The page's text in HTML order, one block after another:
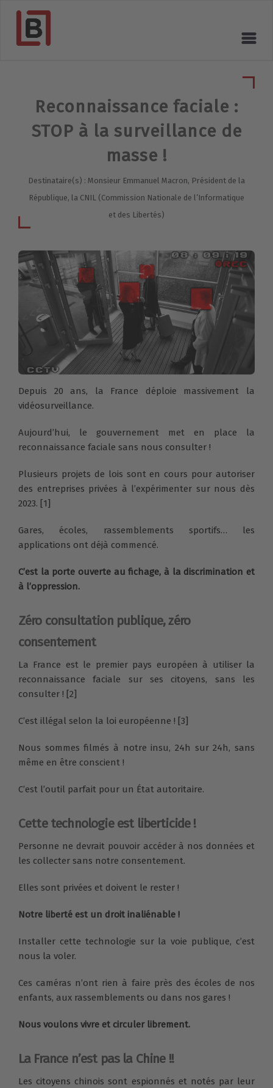
Reconnaissance faciale :
STOP à la surveillance de
masse !
Destinataire(s) : Monsieur Emmanuel Macron, Président de la
République, la CNIL (Commission Nationale de l’Informatique
et des Libertés)
Depuis 20 ans, la France déploie massivement la
vidéosurveillance.
Aujourd’hui, le gouvernement met en place la
reconnaissance faciale sans nous consulter !
Plusieurs projets de lois sont en cours pour autoriser
des entreprises privées à l’expérimenter sur nous dès
2023. [1]
Gares, écoles, rassemblements sportifs… les
applications ont déjà commencé.
C’est la porte ouverte au fichage, à la discrimination et
à l’oppression.
Zéro consultation publique, zéro
consentement
La France est le premier pays européen à utiliser la
reconnaissance faciale sur ses citoyens, sans les
consulter ! [2]
C’est illégal selon la loi européenne ! [3]
Nous sommes filmés à notre insu, 24h sur 24h, sans
même en être conscient !
C’est l’outil parfait pour un État autoritaire.
Cette technologie est liberticide !
Personne ne devrait pouvoir accéder à nos données et
les collecter sans notre consentement.
Elles sont privées et doivent le rester !
Notre liberté est un droit inaliénable !
Installer cette technologie sur la voie publique, c’est
nous la voler.
Ces caméras n’ont rien à faire près des écoles de nos
enfants, aux rassemblements ou dans nos gares !
Nous voulons vivre et circuler librement.
La France n’est pas la Chine !!
Les citoyens chinois sont espionnés et notés par leur